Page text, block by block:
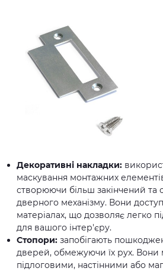
Декоративні накладки:
маскування монтажних
створюючи більш закінчений та
дверного механізму. Вони
матеріалах, що дозволяє легко
для вашого інтер'єру.
Стопори: запобігають
дверей, обмежуючи їх рух. Вони
підлоговими, настінними або